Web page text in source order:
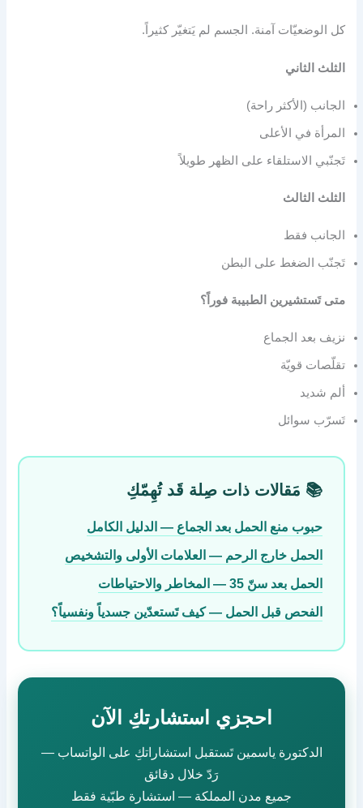
كل الوضعيّات آمنة. الجسم لم يَتغيّر كثيراً.
الثلث الثاني
الجانب (الأكثر راحة)
المرأة في الأعلى
تَجنّبي الاستلقاء على الظهر طويلاً
الثلث الثالث
الجانب فقط
تَجنّب الضغط على البطن
متى تَستشيرين الطبيبة فوراً؟
نزيف بعد الجماع
تقلّصات قويّة
ألم شديد
تَسرّب سوائل
📚 مَقالات ذات صِلة قَد تُهِمّكِ
حبوب منع الحمل بعد الجماع — الدليل الكامل
الحمل خارج الرحم — العلامات الأولى والتشخيص
الحمل بعد سنّ 35 — المخاطر والاحتياطات
الفحص قبل الحمل — كيف تَستعدّين جسدياً ونفسياً؟
احجزي استشارتكِ الآن
الدكتورة ياسمين تَستقبل استشاراتكِ على الواتساب —
رَدّ خلال دقائق
جميع مدن المملكة — استشارة طبّية فقط